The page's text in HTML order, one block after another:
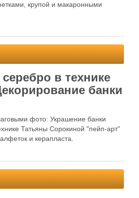
крупой и макаронными
в технике
банки
фото: Украшение банки
Татьяны Сорокиной "пейп-арт"
и керапласта.